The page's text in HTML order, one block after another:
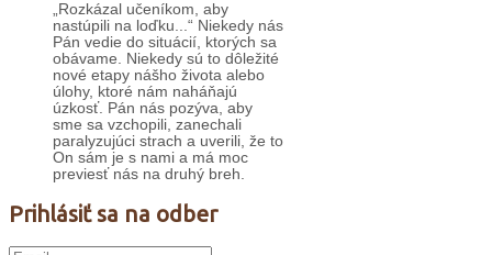
„Rozkázal učeníkom, aby
nastúpili na loďku...“ Niekedy nás
Pán vedie do situácií, ktorých sa
obávame. Niekedy sú to dôležité
nové etapy nášho života alebo
úlohy, ktoré nám naháňajú
úzkosť. Pán nás pozýva, aby
sme sa vzchopili, zanechali
paralyzujúci strach a uverili, že to
On sám je s nami a má moc
previesť nás na druhý breh.
Prihlásiť sa na odber